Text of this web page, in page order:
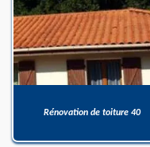
Rénovation de toiture 40